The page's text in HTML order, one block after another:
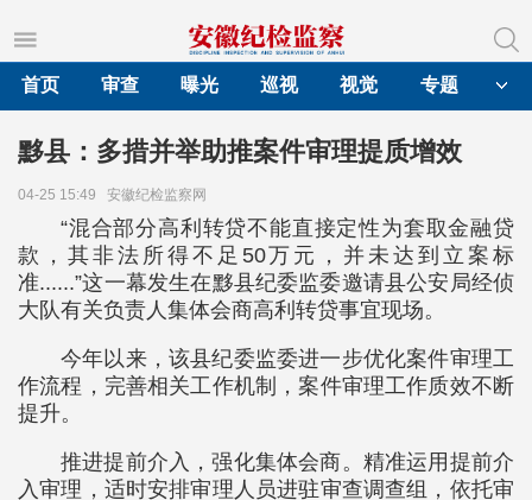
首页
审查 曝光 巡视 视觉 专题
黟县：多措并举助推案件审理提质增效
04-25 15:49 安徽纪检监察网
“混合部分高利转贷不能直接定性为套取金融贷
款，其非法所得不足50万元，并未达到立案标
准......”这一幕发生在黟县纪委监委邀请县公安局经侦
大队有关负责人集体会商高利转贷事宜现场。
今年以来，该县纪委监委进一步优化案件审理工
作流程，完善相关工作机制，案件审理工作质效不断
提升。
推进提前介入，强化集体会商。精准运用提前介
入审理，适时安排审理人员进驻审查调查组，依托审